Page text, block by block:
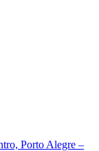
Porto Alegre –